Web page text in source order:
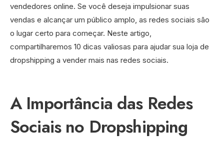
vendedores online. Se você deseja impulsionar suas
vendas e alcançar um público amplo, as redes sociais são
o lugar certo para começar. Neste artigo,
compartilharemos 10 dicas valiosas para ajudar sua loja de
dropshipping a vender mais nas redes sociais.
A Importância das Redes
Sociais no Dropshipping